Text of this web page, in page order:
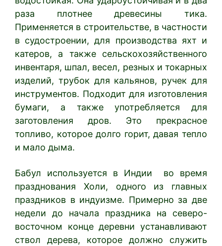
раза плотнее древесины тика.
Применяется в строительстве, в частности
в судостроении, для производства яхт и
катеров, а также сельскохозяйственного
инвентаря, шпал, весел, резных и токарных
изделий, трубок для кальянов, ручек для
инструментов. Подходит для изготовления
бумаги, а также употребляется для
заготовления дров. Это прекрасное
топливо, которое долго горит, давая тепло
и мало дыма.
Бабул используется в Индии во время
празднования Холи, одного из главных
праздников в индуизме. Примерно за две
недели до начала праздника на северо-
восточном конце деревни устанавливают
ствол дерева, которое должно служить